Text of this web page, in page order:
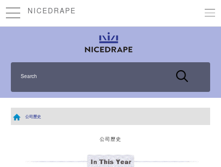
NICEDRAPE
Search
公司歷史
公司歷史